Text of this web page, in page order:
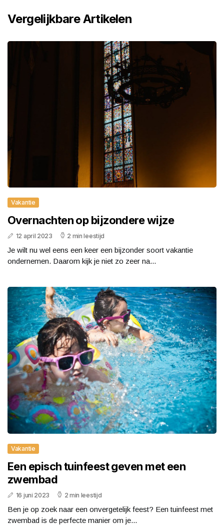
Vergelijkbare Artikelen
Vakantie
Overnachten op bijzondere wijze
12 april 2023 2 min leestijd
Je wilt nu wel eens een keer een bijzonder soort vakantie
ondernemen. Daarom kijk je niet zo zeer na...
Vakantie
Een episch tuinfeest geven met een
zwembad
16 juni 2023 2 min leestijd
Ben je op zoek naar een onvergetelijk feest? Een tuinfeest met
zwembad is de perfecte manier om je...